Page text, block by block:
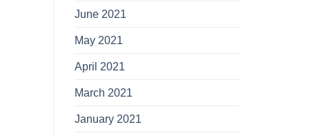
June 2021
May 2021
April 2021
March 2021
January 2021